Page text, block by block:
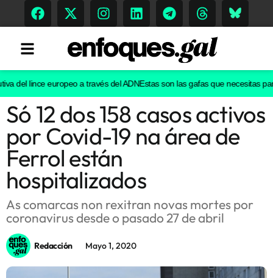
Tendencias
Memoria Histórica
Escenarios
lince europeo a través del ADNEstas son las gafas que necesitas para
Só 12 dos 158 casos activos
por Covid-19 na área de
Ferrol están
hospitalizados
As comarcas non rexitran novas mortes por
coronavirus desde o pasado 27 de abril
Redacción Mayo 1, 2020